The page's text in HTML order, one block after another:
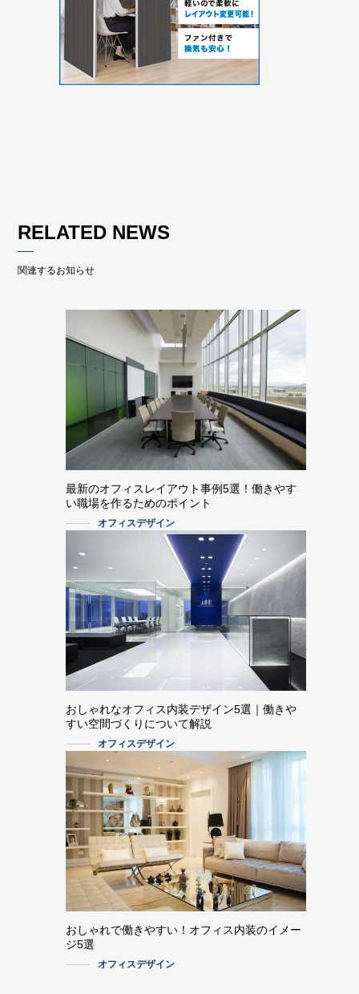
RELATED NEWS
関連するお知らせ
最新のオフィスレイアウト事例5選！働きやす
い職場を作るためのポイント
オフィスデザイン
おしゃれなオフィス内装デザイン5選｜働きや
すい空間づくりについて解説
オフィスデザイン
おしゃれで働きやすい！オフィス内装のイメー
ジ5選
オフィスデザイン